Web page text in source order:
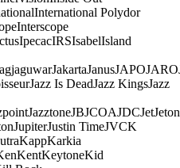
International Polydor
Interscope
IpecacIRSIsabelIsland
JakartaJanusJAPOJARO
Jazz Is DeadJazz KingsJazz
JazztoneJBJCOAJDCJetJeton
JupiterJustin TimeJVCK
KappKarkia
KentKeytoneKid